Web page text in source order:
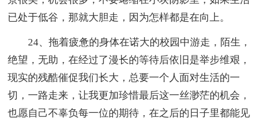
已处于低谷，那就大胆走，因为怎样都是在向上。
24、拖着疲惫的身体在诺大的校园中游走，陌生，
绝望，无助，在经过了漫长的等待后依旧是举步维艰，
现实的残酷催促我们长大，总要一个人面对生活的一
切，一路走来，让我更加珍惜最后这一丝渺茫的机会，
也愿自己不辜负每一位的期待，在之后的日子里都能见